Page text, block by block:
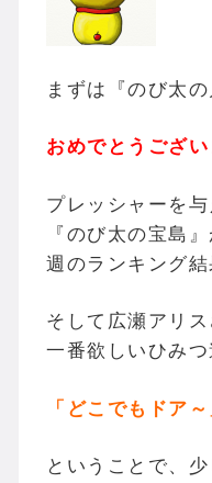
まずは『のび太
おめでとうござい
プレッシャーを
『のび太の宝島
週のランキング
そして広瀬アリ
一番欲しいひみ
「どこでもドア～
ということで、